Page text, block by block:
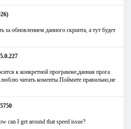
за обновлением данного скрипта, а тут будет
к конкретной программе,данная прога
люблю читать коменты.Поймите правильно,не
can I get around that speed issue?